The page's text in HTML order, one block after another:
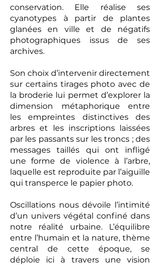
conservation. Elle réalise ses
cyanotypes à partir de plantes
glanées en ville et de négatifs
photographiques issus de ses
archives.
Son choix d’intervenir directement
sur certains tirages photo avec de
la broderie lui permet d’explorer la
dimension métaphorique entre
les empreintes distinctives des
arbres et les inscriptions laissées
par les passants sur les troncs ; des
messages taillés qui ont infligé
une forme de violence à l’arbre,
laquelle est reproduite par l’aiguille
qui transperce le papier photo.
Oscillations nous dévoile l’intimité
d’un univers végétal confiné dans
notre réalité urbaine. L’équilibre
entre l’humain et la nature, thème
central de cette époque, se
déploie ici à travers une vision